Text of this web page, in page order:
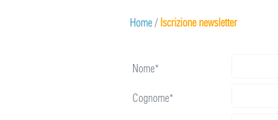
Home/ Iscrizione newsletter
Nome*
Cognome*